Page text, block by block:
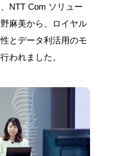
NTT Com ソリュー
麻美から、ロイヤル
とデータ利活用のモ
われました。